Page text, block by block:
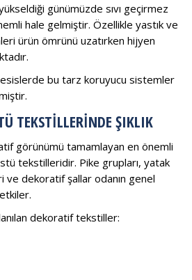
günümüzde sıvı geçirmez
hale gelmiştir. Özellikle yastık ve
ürün ömrünü uzatırken hijyen
bu tarz koruyucu sistemler
TEKSTILLERINDE ŞIKLIK
görünümü tamamlayan en önemli
tekstilleridir. Pike grupları, yatak
dekoratif şallar odanın genel
dekoratif tekstiller: